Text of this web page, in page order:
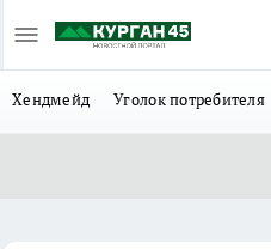
Хендмейд Уголок потребителя